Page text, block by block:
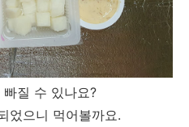
질 수 있나요?
었으니 먹어볼까요.